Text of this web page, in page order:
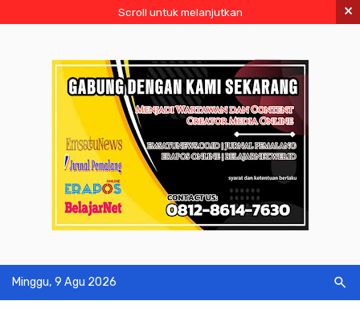
Scroll untuk melanjutkan ×
Minggu, 9 Agu 2026 search